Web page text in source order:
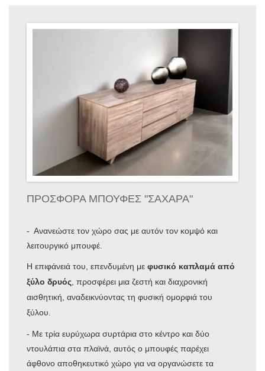
ΠΡΟΣΦΟΡΑ ΜΠΟΥΦΕΣ "ΣΑΧΑΡΑ"
- Ανανεώστε τον χώρο σας με αυτόν τον κομψό και
λειτουργικό μπουφέ.
Η επιφάνειά του, επενδυμένη με φυσικό καπλαμά από
ξύλο δρυός , προσφέρει μια ζεστή και διαχρονική
αισθητική, αναδεικνύοντας τη φυσική ομορφιά του
ξύλου.
- Με τρία ευρύχωρα συρτάρια στο κέντρο και δύο
ντουλάπια στα πλαϊνά, αυτός ο μπουφές παρέχει
άφθονο αποθηκευτικό χώρο για να οργανώσετε τα